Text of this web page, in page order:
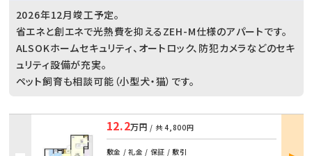
2026年12月竣工予定。
省エネと創エネで光熱費を抑えるZEH-M仕様のアパートです。
ALSOKホームセキュリティ、オートロック、防犯カメラなどのセキ
ュリティ設備が充実。
ペット飼育も相談可能（小型犬・猫）です。
12.2万円 / 共4,800円
敷金 / 礼金 / 保証 / 敷引
部屋